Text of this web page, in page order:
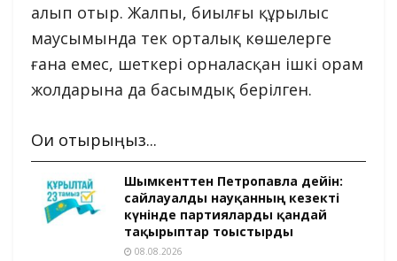
алып отыр. Жалпы, биылғы құрылыс
маусымында тек орталық көшелерге
ғана емес, шеткері орналасқан ішкі орам
жолдарына да басымдық берілген.
Оқи отырыңыз...
Шымкенттен Петропавлға дейін:
сайлауалды науқанның кезекті
күнінде партияларды қандай
тақырыптар тоғыстырды
08.08.2026